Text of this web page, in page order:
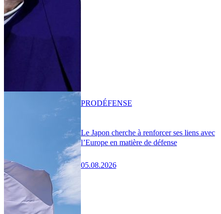
Le Japon cherche à renforcer ses liens avec
l’Europe en matière de défense
05.08.2026
PRODÉFENSE